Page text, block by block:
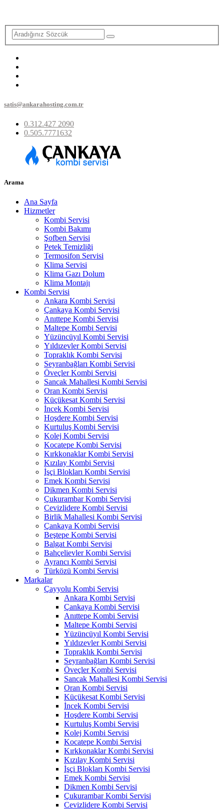
satis@ankarahosting.com.tr
0.312.427 2090
0.505.7771632
Arama
Ana Sayfa
Hizmetler
Kombi Servisi
Kombi Bakımı
Şofben Servisi
Petek Temizliği
Termosifon Servisi
Klima Servisi
Klima Gazı Dolum
Klima Montajı
Kombi Servisi
Ankara Kombi Servisi
Çankaya Kombi Servisi
Anıttepe Kombi Servisi
Maltepe Kombi Servisi
Yüzüncüyıl Kombi Servisi
Yıldızevler Kombi Servisi
Topraklık Kombi Servisi
Seyranbağları Kombi Servisi
Öveçler Kombi Servisi
Sancak Mahallesi Kombi Servisi
Oran Kombi Servisi
Küçükesat Kombi Servisi
İncek Kombi Servisi
Hoşdere Kombi Servisi
Kurtuluş Kombi Servisi
Kolej Kombi Servisi
Kocatepe Kombi Servisi
Kırkkonaklar Kombi Servisi
Kızılay Kombi Servisi
İşçi Blokları Kombi Servisi
Emek Kombi Servisi
Dikmen Kombi Servisi
Çukurambar Kombi Servisi
Cevizlidere Kombi Servisi
Birlik Mahallesi Kombi Servisi
Çankaya Kombi Servisi
Beştepe Kombi Servisi
Balgat Kombi Servisi
Bahçelievler Kombi Servisi
Ayrancı Kombi Servisi
Türközü Kombi Servisi
Markalar
Çayyolu Kombi Servisi
Ankara Kombi Servisi
Çankaya Kombi Servisi
Anıttepe Kombi Servisi
Maltepe Kombi Servisi
Yüzüncüyıl Kombi Servisi
Yıldızevler Kombi Servisi
Topraklık Kombi Servisi
Seyranbağları Kombi Servisi
Öveçler Kombi Servisi
Sancak Mahallesi Kombi Servisi
Oran Kombi Servisi
Küçükesat Kombi Servisi
İncek Kombi Servisi
Hoşdere Kombi Servisi
Kurtuluş Kombi Servisi
Kolej Kombi Servisi
Kocatepe Kombi Servisi
Kırkkonaklar Kombi Servisi
Kızılay Kombi Servisi
İşçi Blokları Kombi Servisi
Emek Kombi Servisi
Dikmen Kombi Servisi
Çukurambar Kombi Servisi
Cevizlidere Kombi Servisi